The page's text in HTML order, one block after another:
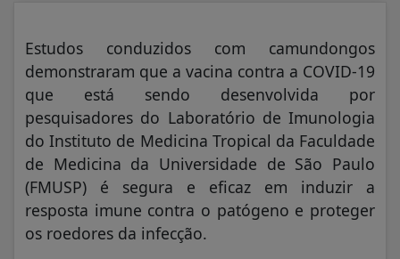
Estudos conduzidos com camundongos
demonstraram que a vacina contra a COVID-19
que está sendo desenvolvida por
pesquisadores do Laboratório de Imunologia
do Instituto de Medicina Tropical da Faculdade
de Medicina da Universidade de São Paulo
(FMUSP) é segura e eficaz em induzir a
resposta imune contra o patógeno e proteger
os roedores da infecção.